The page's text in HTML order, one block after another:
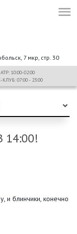
7 мкр, стр. 30
10:00-02:00
07:00 - 23:00
14:00!
и блинчики, конечно